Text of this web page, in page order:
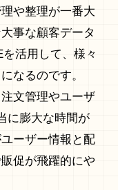
や整理が一番大
事な顧客データ
活用して、様々
なるのです。
文管理やユーザ
に膨大な時間が
ーザー情報と配
促が飛躍的にや